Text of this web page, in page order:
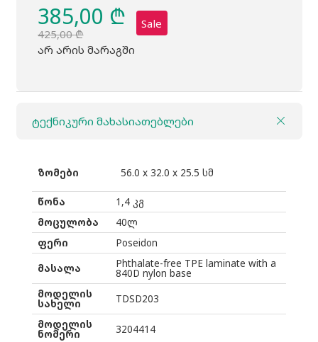
425,00₾
Original
was:
385,00 ₾
Current
is:
Sale
არ არის მარაგში
ტექნიკური მახასიათებლები
ზომები 56.0 x 32.0 x 25.5 სმ
წონა
1,4 კგ
მოცულობა
40ლ
ფერი
Poseidon
მასალა
Phthalate-free TPE laminate with a
840D nylon base
მოდელის
სახელი
TDSD203
მოდელის
ნომერი 3204414